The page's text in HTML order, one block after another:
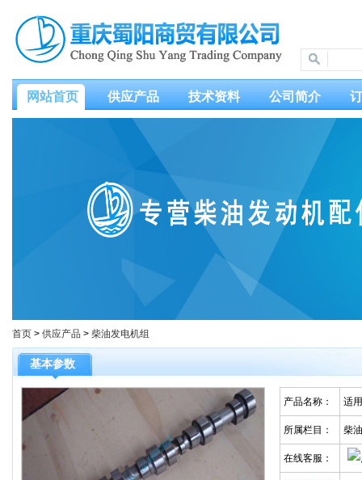
网站首页 供应产品 技术资料 公司简介
首页 > 供应产品 > 柴油发电机组
基本参数
产品名称： 适
所属栏目： 柴
在线客服：